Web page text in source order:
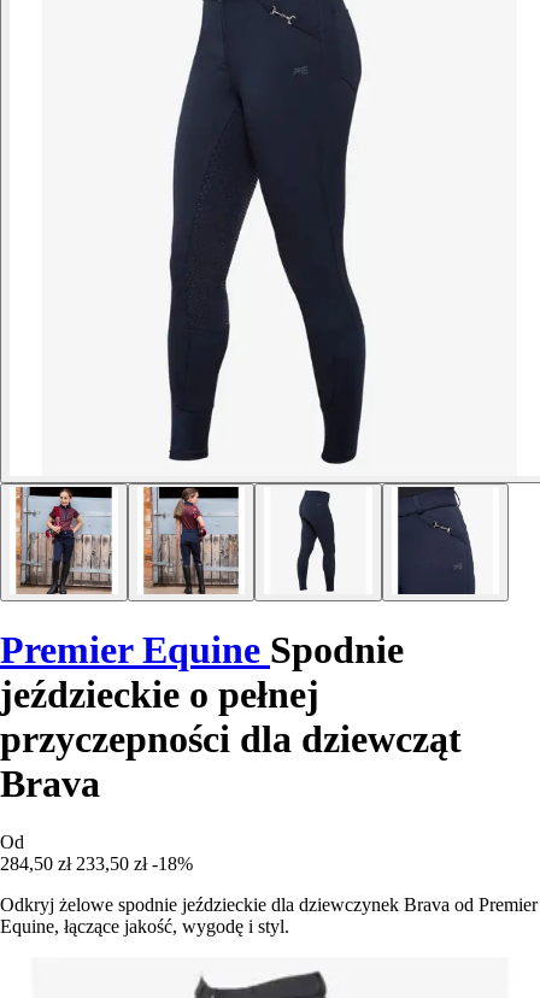
Premier Equine Spodnie
jeździeckie o pełnej
przyczepności dla dziewcząt
Brava
Od
284,50 zł 233,50 zł -18%
Odkryj żelowe spodnie jeździeckie dla dziewczynek Brava od Premier
Equine, łączące jakość, wygodę i styl.